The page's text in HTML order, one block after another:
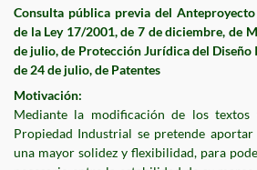
Consulta pública previa del
de la Ley 17/2001, de 7 de diciembre, de
de julio, de Protección Jurídica del
de 24 de julio, de Patentes
Motivación:
Mediante la modificación de los textos
Propiedad Industrial se pretende aportar
una mayor solidez y flexibilidad, para